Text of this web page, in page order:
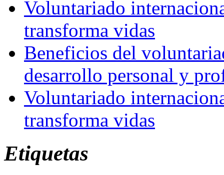
Voluntariado
transforma vidas
Beneficios del
desarrollo personal y
Voluntariado
transforma vidas
Etiquetas